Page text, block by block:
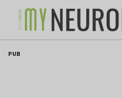
PUB